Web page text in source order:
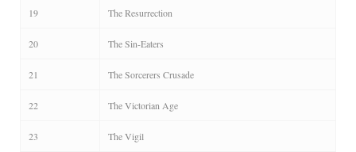
19 The Resurrection
20 The Sin-Eaters
21 The Sorcerers Crusade
22 The Victorian Age
23 The Vigil